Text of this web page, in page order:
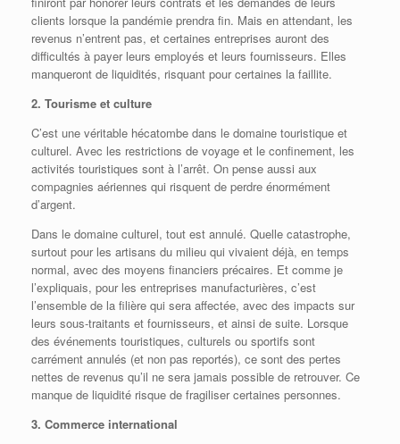
clients lorsque la pandémie prendra fin. Mais en attendant, les
revenus n’entrent pas, et certaines entreprises auront des
difficultés à payer leurs employés et leurs fournisseurs. Elles
manqueront de liquidités, risquant pour certaines la faillite.
2. Tourisme et culture
C’est une véritable hécatombe dans le domaine touristique et
culturel. Avec les restrictions de voyage et le confinement, les
activités touristiques sont à l’arrêt. On pense aussi aux
compagnies aériennes qui risquent de perdre énormément
d’argent.
Dans le domaine culturel, tout est annulé. Quelle catastrophe,
surtout pour les artisans du milieu qui vivaient déjà, en temps
normal, avec des moyens financiers précaires. Et comme je
l’expliquais, pour les entreprises manufacturières, c’est
l’ensemble de la filière qui sera affectée, avec des impacts sur
leurs sous-traitants et fournisseurs, et ainsi de suite. Lorsque
des événements touristiques, culturels ou sportifs sont
carrément annulés (et non pas reportés), ce sont des pertes
nettes de revenus qu’il ne sera jamais possible de retrouver. Ce
manque de liquidité risque de fragiliser certaines personnes.
3. Commerce international